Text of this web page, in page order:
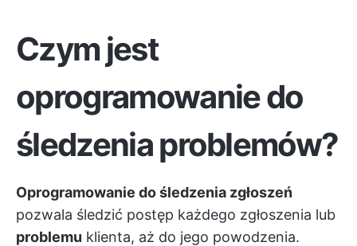
Czym jest
oprogramowanie do
śledzenia problemów?
Oprogramowanie do śledzenia zgłoszeń
pozwala śledzić postęp każdego zgłoszenia lub
problemu klienta, aż do jego powodzenia.